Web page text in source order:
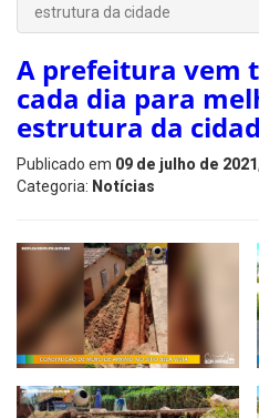
estrutura da cidade
A prefeitura vem
cada dia para
estrutura da
Publicado em 09 de julho de 2021
Categoria: Notícias